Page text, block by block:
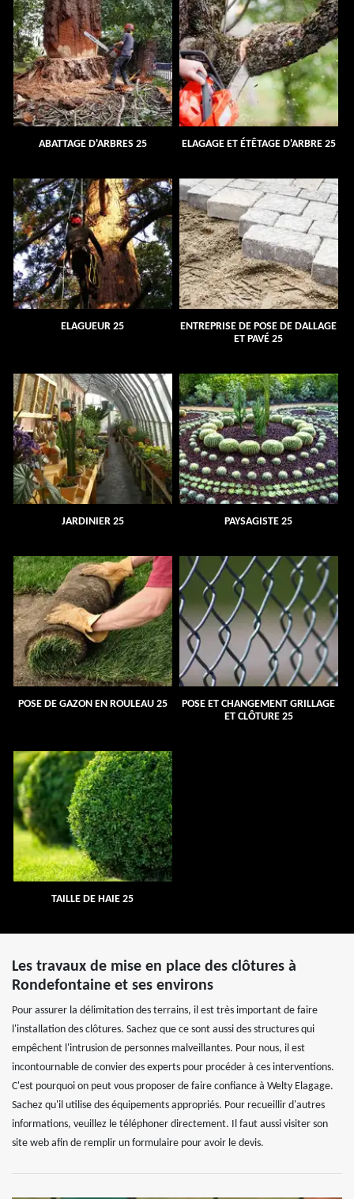
ABATTAGE D'ARBRES 25 ELAGAGE ET ÉTÊTAGE D'ARBRE 25
ELAGUEUR 25
ENTREPRISE DE POSE DE DALLAGE
ET PAVÉ 25
JARDINIER 25 PAYSAGISTE 25
POSE DE GAZON EN ROULEAU 25
POSE ET CHANGEMENT GRILLAGE
ET CLÔTURE 25
TAILLE DE HAIE 25
Les travaux de mise en place des clôtures à
Rondefontaine et ses environs
Pour assurer la délimitation des terrains, il est très important de faire
l'installation des clôtures. Sachez que ce sont aussi des structures qui
empêchent l'intrusion de personnes malveillantes. Pour nous, il est
incontournable de convier des experts pour procéder à ces interventions.
C'est pourquoi on peut vous proposer de faire confiance à Welty Elagage.
Sachez qu'il utilise des équipements appropriés. Pour recueillir d'autres
informations, veuillez le téléphoner directement. Il faut aussi visiter son
site web afin de remplir un formulaire pour avoir le devis.